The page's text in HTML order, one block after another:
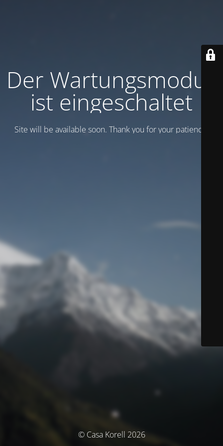
Der Wartungsmodus
ist eingeschaltet
Site will be available soon. Thank you for your patience!
© Casa Korell 2026